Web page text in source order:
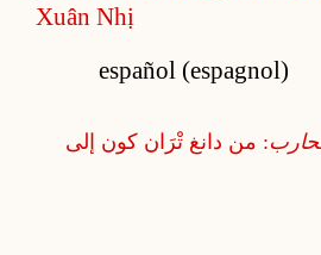
Xuân Nhị
español (espagnol)
: من دانغ تْرَان كون إلى